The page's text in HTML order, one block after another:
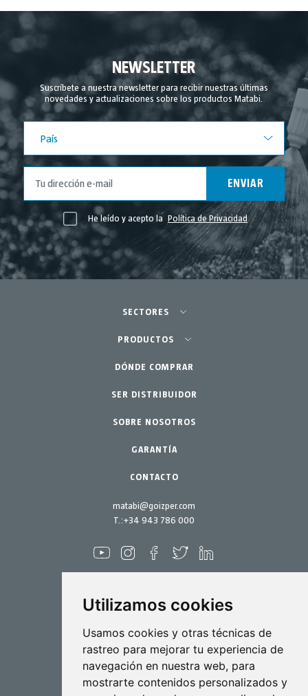
Utilizamos cookies
Usamos cookies y otras técnicas de
rastreo para mejorar tu experiencia de
navegación en nuestra web, para
mostrarte contenidos personalizados y
Diciembre 2024
Agosto 2024
Julio 2024
Junio 2024
Mayo 2024
Abril 2024
Marzo 2024
Febrero 2024
Noviembre 2023
Mayo 2023
Abril 2023
NEWSLETTER
Suscríbete a nuestra newsletter para recibir nuestras últimas
novedades y actualizaciones sobre los productos Matabi.
País
ENVIAR
He leído y acepto la Política de Privacidad
matabi@goizper.com
T.:+34 943 786 000
Pulverización
Biotecnología
Industrial
SECTORES
Agricultura-Huerta
Huerto urbano-GreenCity
Jardinería profesional
Jardín-Hogar
PRODUCTOS
Pulverizadores
Accesorios
Repuestos
Kits mantenimiento
DÓNDE COMPRAR
SER DISTRIBUIDOR
SOBRE NOSOTROS
GARANTÍA
CONTACTO